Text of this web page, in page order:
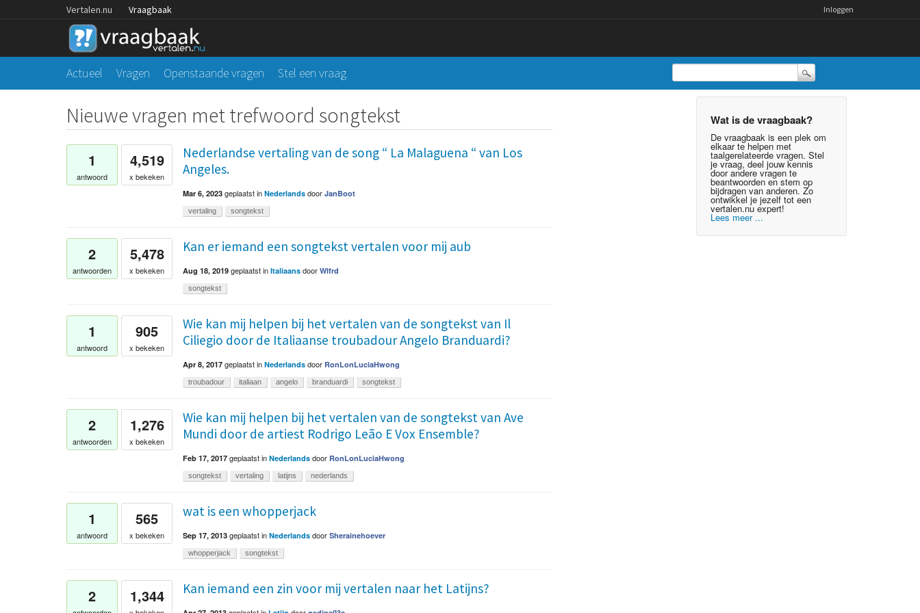
Vertalen.nu Vraagbaak Inloggen
Actueel Vragen Openstaande vragen Stel een vraag
Wat is de vraagbaak?
De vraagbaak is een plek om
elkaar te helpen met
taalgerelateerde vragen. Stel
je vraag, deel jouw kennis
door andere vragen te
beantwoorden en stem op
bijdragen van anderen. Zo
ontwikkel je jezelf tot een
vertalen.nu expert!
Lees meer ...
Nieuwe vragen met trefwoord songtekst
1
antwoord
4,519
x bekeken
Nederlandse vertaling van de song “ La Malaguena “ van Los
Angeles.
Mar 6, 2023 geplaatstin Nederlands door JanBoot
vertaling songtekst
2
antwoorden
5,478
x bekeken
Kan er iemand een songtekst vertalen voor mij aub
Aug 18, 2019 geplaatstin Italiaans door Wlfrd
songtekst
1
antwoord
905
x bekeken
Wie kan mij helpen bij het vertalen van de songtekst van Il
Ciliegio door de Italiaanse troubadour Angelo Branduardi?
Apr 8, 2017 geplaatstin Nederlands door RonLonLuciaHwong
troubadour italiaan angelo branduardi songtekst
2
antwoorden
1,276
x bekeken
Wie kan mij helpen bij het vertalen van de songtekst van Ave
Mundi door de artiest Rodrigo Leão E Vox Ensemble?
Feb 17, 2017 geplaatstin Nederlands door RonLonLuciaHwong
songtekst vertaling latijns nederlands
1
antwoord
565
x bekeken
wat is een whopperjack
Sep 17, 2013 geplaatstin Nederlands door Sherainehoever
whopperjack songtekst
2 1,344 Kan iemand een zin voor mij vertalen naar het Latijns?